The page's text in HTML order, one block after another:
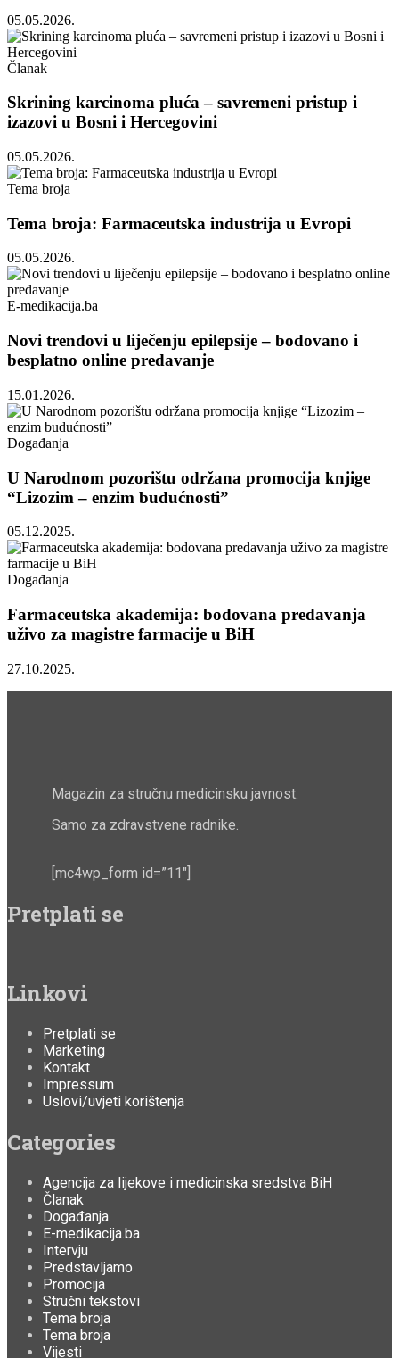
05.05.2026.
Članak
Skrining karcinoma pluća – savremeni pristup i
izazovi u Bosni i Hercegovini
05.05.2026.
Tema broja
Tema broja: Farmaceutska industrija u Evropi
05.05.2026.
E-medikacija.ba
Novi trendovi u liječenju epilepsije – bodovano i
besplatno online predavanje
15.01.2026.
Događanja
U Narodnom pozorištu održana promocija knjige
“Lizozim – enzim budućnosti”
05.12.2025.
Događanja
Farmaceutska akademija: bodovana predavanja
uživo za magistre farmacije u BiH
27.10.2025.
Magazin za stručnu medicinsku javnost.
Samo za zdravstvene radnike.
[mc4wp_form id=”11″]
Pretplati se
Linkovi
Pretplati se
Marketing
Kontakt
Impressum
Uslovi/uvjeti korištenja
Categories
Agencija za lijekove i medicinska sredstva BiH
Članak
Događanja
E-medikacija.ba
Intervju
Predstavljamo
Promocija
Stručni tekstovi
Tema broja
Tema broja
Vijesti